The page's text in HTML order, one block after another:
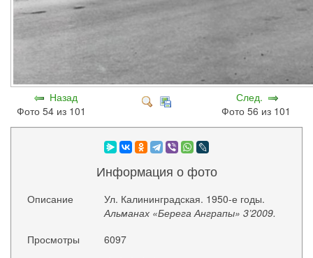
Назад
Фото 54 из 101
След.
Фото 56 из 101
Информация о фото
Описание
Ул. Калининградская. 1950-е годы.
Альманах «Берега Анграпы» 3’2009.
Просмотры
6097